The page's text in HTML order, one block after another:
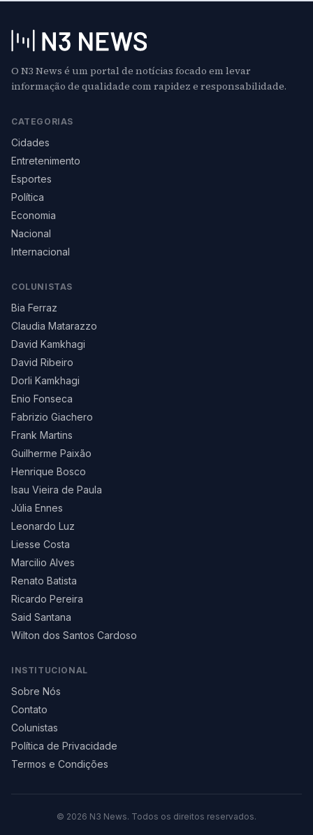
O N3 News é um portal de notícias focado em levar
informação de qualidade com rapidez e responsabilidade.
CATEGORIAS
Cidades
Entretenimento
Esportes
Política
Economia
Nacional
Internacional
COLUNISTAS
Bia Ferraz
Claudia Matarazzo
David Kamkhagi
David Ribeiro
Dorli Kamkhagi
Enio Fonseca
Fabrizio Giachero
Frank Martins
Guilherme Paixão
Henrique Bosco
Isau Vieira de Paula
Júlia Ennes
Leonardo Luz
Liesse Costa
Marcilio Alves
Renato Batista
Ricardo Pereira
Said Santana
Wilton dos Santos Cardoso
INSTITUCIONAL
Sobre Nós
Contato
Colunistas
Política de Privacidade
Termos e Condições
© 2026 N3 News. Todos os direitos reservados.